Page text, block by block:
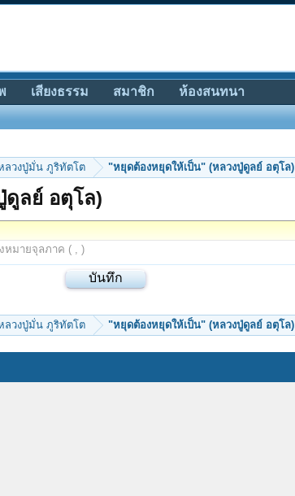
ลวงปู่มั่น ภูริทัตโต "หยุดต้องหยุดให้เป็น" (หลวงปู่ดูลย์ อตุโล)
ดูลย์ อตุโล)
หมายจุลภาค ( , )
ลวงปู่มั่น ภูริทัตโต "หยุดต้องหยุดให้เป็น" (หลวงปู่ดูลย์ อตุโล)
เสียงธรรม สมาชิก ห้องสนทนา